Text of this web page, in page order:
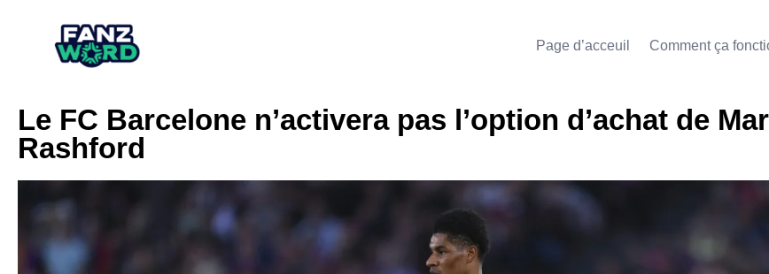
Page d’acceuil Comment ça
Le FC Barcelone n’activera pas l’option d’achat de
Rashford